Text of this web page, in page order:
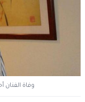
وفاة الفنان